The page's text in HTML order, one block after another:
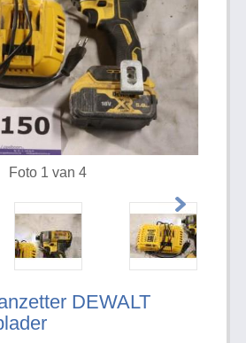
DEWALT
Foto 1 van 4